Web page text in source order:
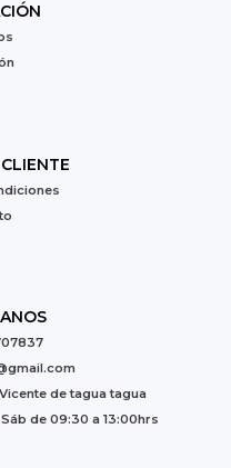
de tagua tagua
de 09:30 a 13:00hrs